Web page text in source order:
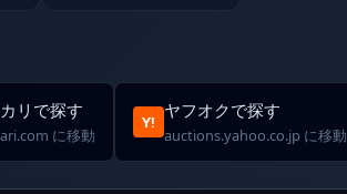
リで探す
に移動
Y!
ヤフオクで探す
auctions.yahoo.co.jp に移動